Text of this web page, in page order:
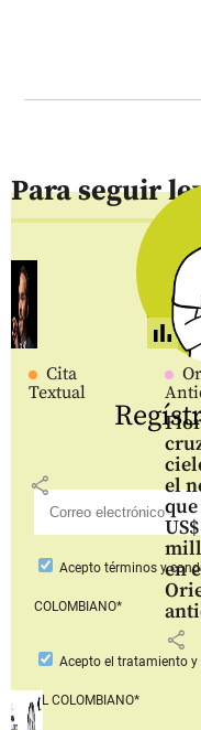
Para seguir
Cita
Textual
share
el
en
share
Aceptotérminos y
COLOMBIANO*
Acepto el tratamiento y
EL COLOMBIANO*